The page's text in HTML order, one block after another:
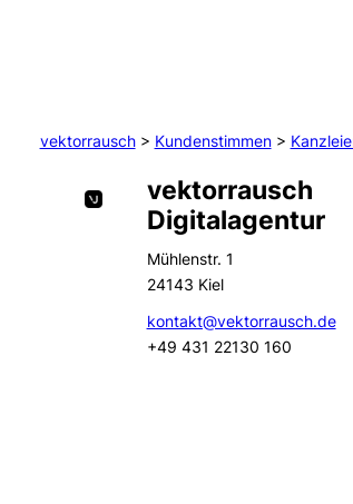
vektorrausch> Kundenstimmen>
vektorrausch
Digitalagentur
Mühlenstr. 1
24143 Kiel
kontakt@vektorrausch.de
+49 431 22130 160